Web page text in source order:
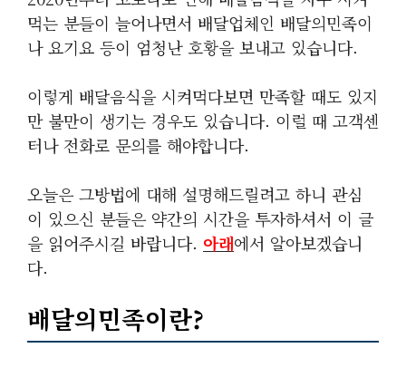
먹는 분들이 늘어나면서 배달업체인 배달의민족이
나 요기요 등이 엄청난 호황을 보내고 있습니다.
이렇게 배달음식을 시켜먹다보면 만족할 때도 있지
만 불만이 생기는 경우도 있습니다. 이럴 때 고객센
터나 전화로 문의를 해야합니다.
오늘은 그방법에 대해 설명해드릴려고 하니 관심
이 있으신 분들은 약간의 시간을 투자하셔서 이 글
을 읽어주시길 바랍니다. 아래에서 알아보겠습니
다.
배달의민족이란?